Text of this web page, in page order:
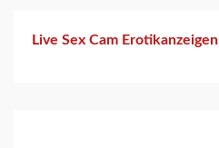
Live Sex Cam Erotikanzeigen